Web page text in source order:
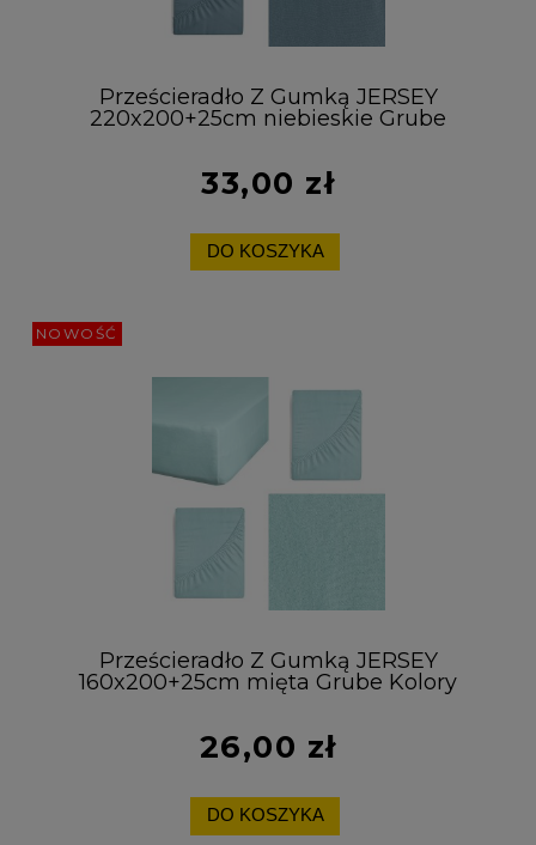
Prześcieradło Z Gumką JERSEY
220x200+25cm niebieskie Grube
33,00 zł
DO KOSZYKA
Prześcieradło Z Gumką JERSEY
160x200+25cm mięta Grube Kolory
26,00 zł
DO KOSZYKA
NOWOŚĆ